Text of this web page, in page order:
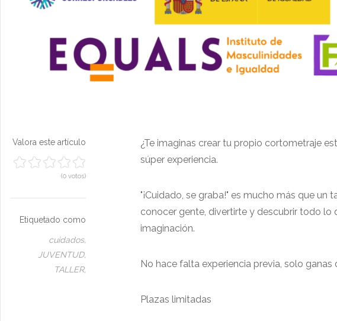
Valora este artículo
(0 votos)
Etiquetado como
cuidados,
JUVENTUD,
TALLER,
¿Te imaginas crear tu propio cortometraje
súper experiencia.
"¡Cuidado, se graba!" es mucho más que un
conocer gente, divertirte y descubrir todo
imaginación.
No hace falta experiencia previa, solo ganas
Plazas limitadas